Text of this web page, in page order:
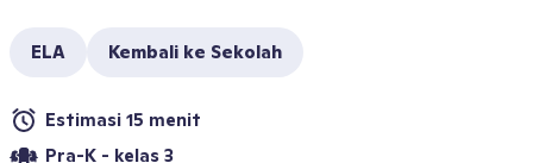
ELA Kembali ke Sekolah
Estimasi 15 menit
Pra-K - kelas 3